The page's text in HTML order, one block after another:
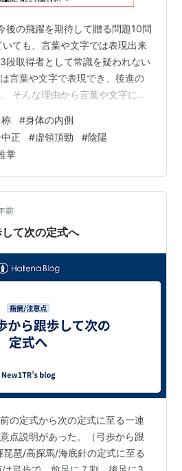
後の飛躍を期待して贈る問題10問
ても、言葉や文字では表現出来
段取得者として常識を疑われない
言葉や文字で表現でき、後進の
そんな理由から言葉や文字にこ
路動作名称は24個すべて漢字で
の8個の套路動作名称は全て答
。 今までは、身体の外側の事
太極拳だったでしょうが、これ
側の事を、自分で勉強していく
ていく太極…
#身体の内側
正 #虚領頂勁 #陰陽
掌
前
て次の定式へ
の定式から次の定式に至る一連
点説明があった。（弓歩から跟
琶/高探馬/海底針の定式に至る